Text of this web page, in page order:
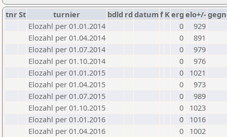
tnrSt turnier bdld rd datumf Kerg elo+/-
Elozahl per 01.01.2014
0
929
Elozahl per 01.04.2014
0
891
Elozahl per 01.07.2014
0
979
Elozahl per 01.10.2014
0
976
Elozahl per 01.01.2015
0
1021
Elozahl per 01.04.2015
0
973
Elozahl per 01.07.2015
0
989
Elozahl per 01.10.2015
0
1023
Elozahl per 01.01.2016
0
1016
Elozahl per 01.04.2016
0
1002